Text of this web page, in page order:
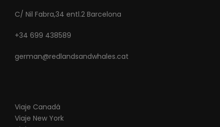
C/ Nil Fabra,34 entl.2 Barcelona
+34 699 438589
german@redlandsandwhales.cat
Viaje Canadá
Viaje New York